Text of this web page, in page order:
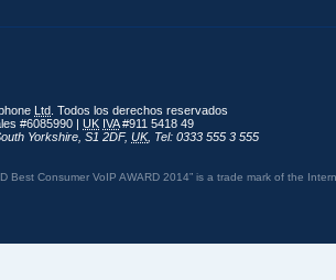
Ltd . Todos los derechos reservados
#6085990 | UK IVA#911 5418 49
Yorkshire S1 2DF, UK, Tel: 0333 555 3 555
Best Consumer VoIP AWARD 2014” is a trade mark of the